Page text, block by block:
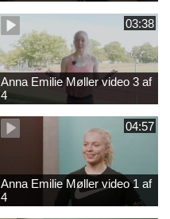
03:38
Anna Emilie Møller video 3 af
4
04:57
Anna Emilie Møller video 1 af
4